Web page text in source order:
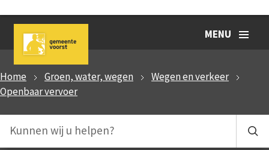
MENU
Home Groen, water, wegen
Wegen en verkeer
Openbaar vervoer